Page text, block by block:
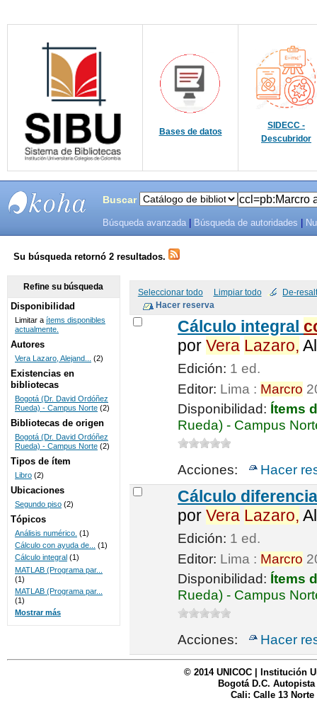
Bases de datos
SIDECC -
Descubridor
SISTEMAS
DE
BIBLIOTECAS
UNICOC
Buscar
Búsqueda avanzada Búsqueda de autoridades
Su búsqueda retornó 2 resultados.
Seleccionar todo Limpiar todo De-
Cálculo integral
por Vera Lazaro,
Edición: 1 ed.
Editor: Lima : Marcro
Disponibilidad: Ítems
Rueda) - Campus
Acciones: Hacer
Cálculo
por Vera Lazaro,
Edición: 1 ed.
Editor: Lima : Marcro
Disponibilidad: Ítems
Rueda) - Campus
Acciones: Hacer
Refine su búsqueda
Disponibilidad
Limitar a ítems disponibles
actualmente.
Autores
Vera Lazaro, Alejand... (2)
Existencias en
bibliotecas
Bogotá (Dr. David Ordóñez
Rueda) - Campus Norte (2)
Bibliotecas de origen
Bogotá (Dr. David Ordóñez
Rueda) - Campus Norte (2)
Tipos de ítem
Libro (2)
Ubicaciones
Segundo piso (2)
Tópicos
Análisis numérico. (1)
Cálculo con ayuda de...
(1)
Cálculo integral (1)
MATLAB (Programa par...
(1)
MATLAB (Programa par...
(1)
Mostrar más
© 2014 UNICOC | Institución
Bogotá D.C. Autopista
Cali: Calle 13 Norte